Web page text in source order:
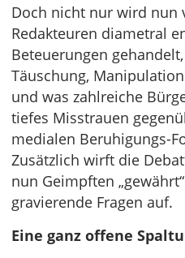
Doch nicht nur wird nun
Redakteuren diametral
Beteuerungen
Täuschung,
und was zahlreiche
tiefes Misstrauen
medialen Beruhigungs-
Zusätzlich wirft die
nun Geimpften
gravierende Fragen auf.
Eine ganz offene